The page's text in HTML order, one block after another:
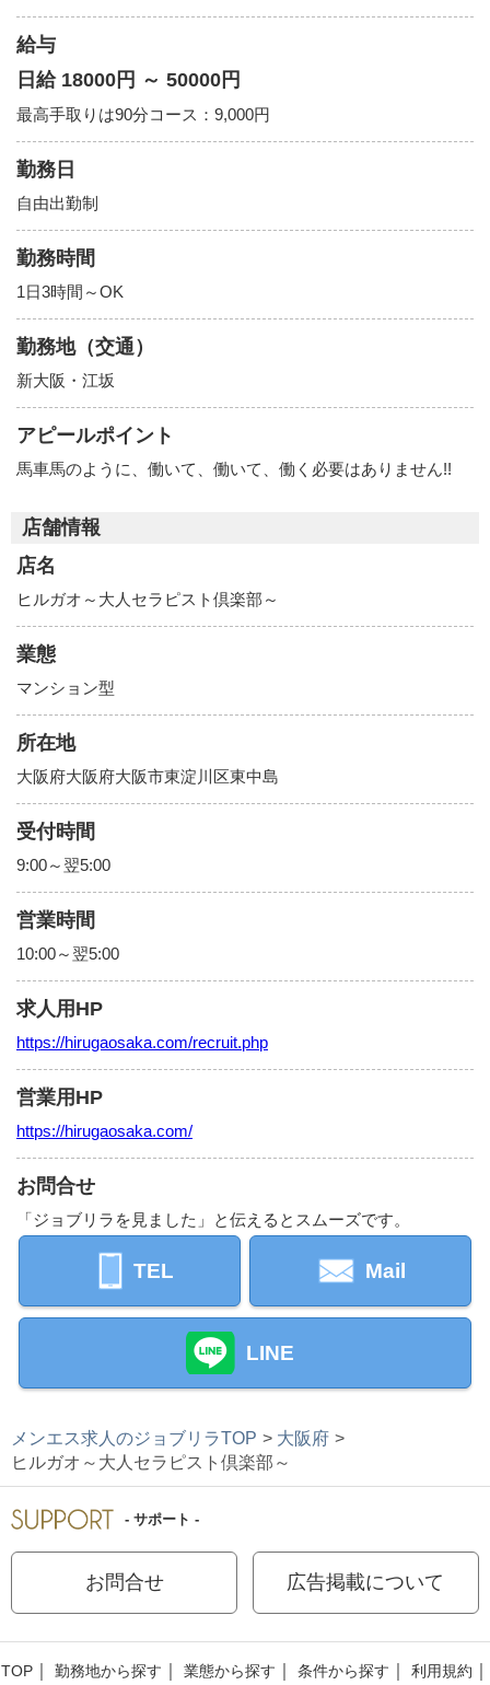
給与
日給 18000円 ～ 50000円
最高手取りは90分コース：9,000円
勤務日
自由出勤制
勤務時間
1日3時間～OK
勤務地（交通）
新大阪・江坂
アピールポイント
馬車馬のように、働いて、働いて、働く必要はありません!!
店舗情報
店名
ヒルガオ～大人セラピスト倶楽部～
業態
マンション型
所在地
大阪府大阪府大阪市東淀川区東中島
受付時間
9:00～翌5:00
営業時間
10:00～翌5:00
求人用HP
https://hirugaosaka.com/recruit.php
営業用HP
https://hirugaosaka.com/
お問合せ
「ジョブリラを見ました」と伝えるとスムーズです。
TEL Mail
LINE
メンエス求人のジョブリラTOP
大阪府
ヒルガオ～大人セラピスト倶楽部～
- サポート -
お問合せ 広告掲載について
TOP 勤務地から探す 業態から探す 条件から探す 利用規約